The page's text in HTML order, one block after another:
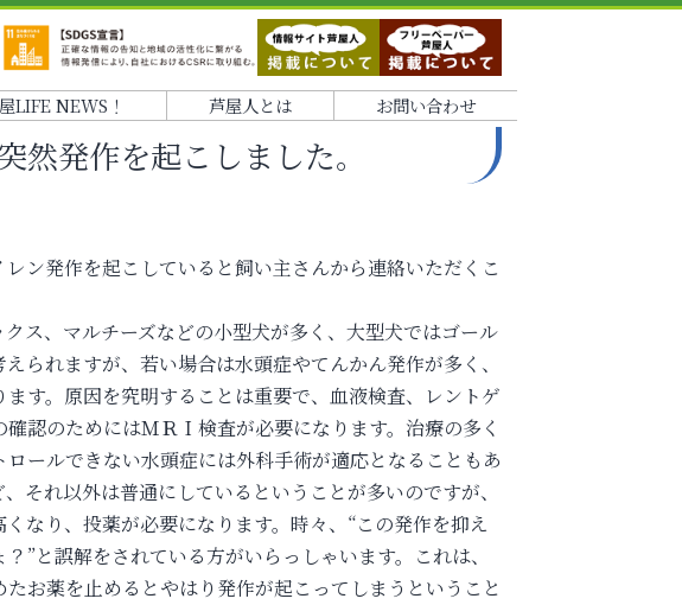
LIFE NEWS！ 芦屋人とは お問い合わせ
然発作を起こしました。
ン発作を起こしていると飼い主さんから連絡いただくこ
ス、マルチーズなどの小型犬が多く、大型犬ではゴール
られますが、若い場合は水頭症やてんかん発作が多く、
す。原因を究明することは重要で、血液検査、レントゲ
認のためにはＭＲＩ検査が必要になります。治療の多く
ールできない水頭症には外科手術が適応となることもあ
それ以外は普通にしているということが多いのですが、
なり、投薬が必要になります。時々、“この発作を抑え
”と誤解をされている方がいらっしゃいます。これは、
お薬を止めるとやはり発作が起こってしまうということ